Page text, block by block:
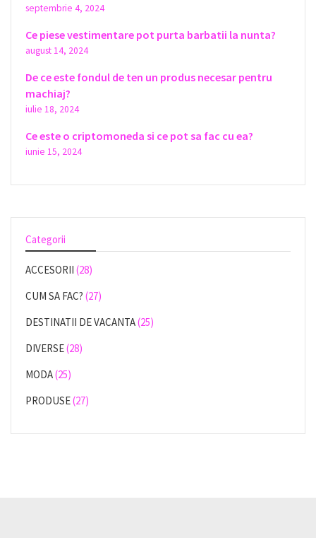
septembrie 4, 2024
Ce piese vestimentare pot purta barbatii la nunta?
august 14, 2024
De ce este fondul de ten un produs necesar pentru
machiaj?
iulie 18, 2024
Ce este o criptomoneda si ce pot sa fac cu ea?
iunie 15, 2024
Categorii
ACCESORII (28)
CUM SA FAC? (27)
DESTINATII DE VACANTA(25)
DIVERSE(28)
MODA(25)
PRODUSE(27)